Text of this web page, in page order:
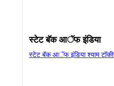
स्‍टेट बॅक आॅफ इंडिया
स्‍टेट बॅक आॅफ इंडिया श्‍याम